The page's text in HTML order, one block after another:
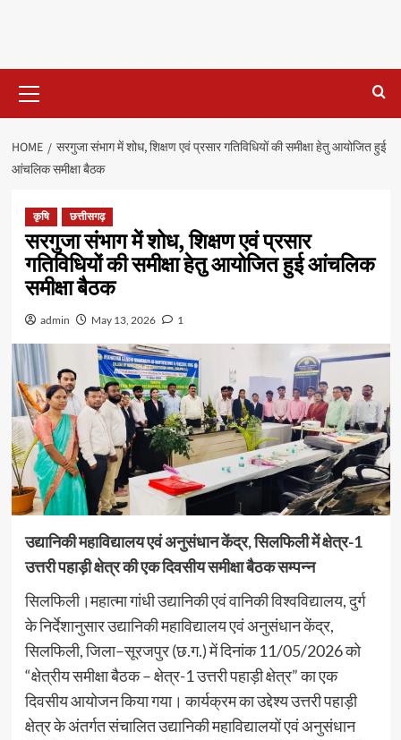
Menu
HOME
सरगुजा संभाग में शोध, शिक्षण एवं प्रसार गतिविधियों की समीक्षा हेतु आयोजित हुई
आंचलिक समीक्षा बैठक
कृषि छत्तीसगढ़
सरगुजा संभाग में शोध, शिक्षण एवं प्रसार
गतिविधियों की समीक्षा हेतु आयोजित हुई आंचलिक
समीक्षा बैठक
admin May 13, 2026 1
उद्यानिकी महाविद्यालय एवं अनुसंधान केंद्र, सिलफिली में क्षेत्र-1
उत्तरी पहाड़ी क्षेत्र की एक दिवसीय समीक्षा बैठक सम्पन्न
सिलफिली।महात्मा गांधी उद्यानिकी एवं वानिकी विश्वविद्यालय, दुर्ग
के निर्देशानुसार उद्यानिकी महाविद्यालय एवं अनुसंधान केंद्र,
सिलफिली, जिला–सूरजपुर (छ.ग.) में दिनांक 11/05/2026 को
“क्षेत्रीय समीक्षा बैठक – क्षेत्र-1 उत्तरी पहाड़ी क्षेत्र” का एक
दिवसीय आयोजन किया गया। कार्यक्रम का उद्देश्य उत्तरी पहाड़ी
क्षेत्र के अंतर्गत संचालित उद्यानिकी महाविद्यालयों एवं अनुसंधान